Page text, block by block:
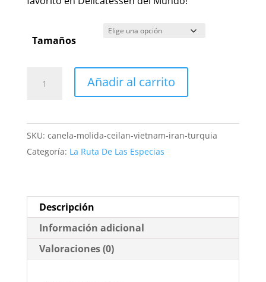
Tamaños
Selección
Canela
Gourmet:
Ceilán,
Turquía
cantidad
Añadir al carrito
SKU: canela-molida-ceilan-vietnam-iran-turquia
Categoría: La Ruta De Las Especias
Descripción
Información adicional
Valoraciones (0)